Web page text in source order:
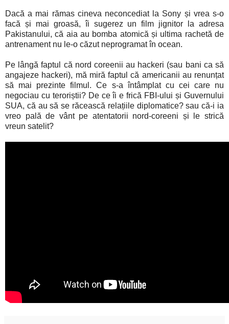
Dacă a mai rămas cineva neconcediat la Sony și vrea s-o
facă și mai groasă, îi sugerez un film jignitor la adresa
Pakistanului, că aia au bomba atomică și ultima rachetă de
antrenament nu le-o căzut neprogramat în ocean.
Pe lângă faptul că nord coreenii au hackeri (sau bani ca să
angajeze hackeri), mă miră faptul că americanii au renunțat
să mai prezinte filmul. Ce s-a întâmplat cu cei care nu
negociau cu teroriștii? De ce îi e frică FBI-ului și Guvernului
SUA, că au să se răcească relațiile diplomatice? sau că-i ia
vreo pală de vânt pe atentatorii nord-coreeni și le strică
vreun satelit?